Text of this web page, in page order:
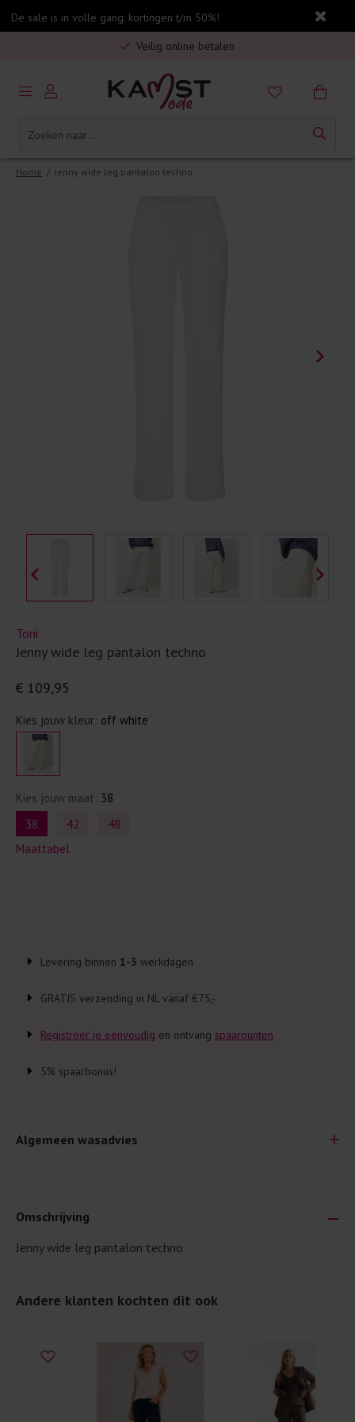
De sale is in volle gang: kortingen t/m 50%!
Gratis verzending in Nederland vanaf €75,-
Veilig online betalen
5% spaarbonus op jouw aankoop
Gratis verzending in Nederland vanaf €75,-
Home / Jenny wide leg pantalon techno
Toni
Jenny wide leg pantalon techno
€ 109,95
Kies jouw kleur: off white
Kies jouw maat: 38
38
42
48
Maattabel
Levering binnen 1-3 werkdagen
GRATIS verzending in NL vanaf €75,-
Registreer je eenvoudig en ontvang spaarpunten
5% spaarbonus!
Algemeen wasadvies
Je wilt natuurlijk lang plezier hebben van je nieuwe kleding.
Lees altijd eerst even het was-etiket.
Wees zuinig met wasmiddel. Per kledingstuk is een drupje
Was zo koud mogelijk. Op 20 of 30 graden wassen is vaak
Omschrijving
Jenny wide leg pantalon techno
Andere klanten kochten dit ook